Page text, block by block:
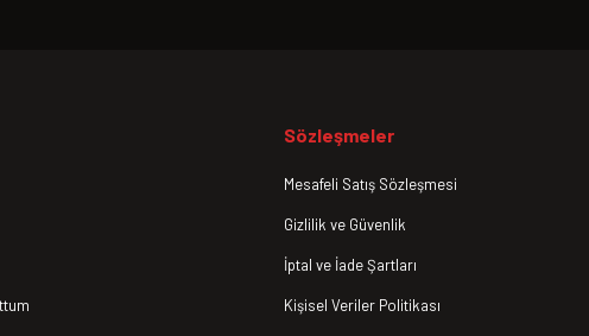
Sözleşmeler
Mesafeli Satış Sözleşmesi
Gizlilik ve Güvenlik
İptal ve İade Şartları
Kişisel Veriler Politikası